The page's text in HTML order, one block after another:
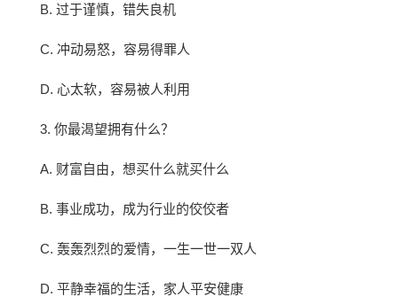
B. 过于谨慎，错失良机
C. 冲动易怒，容易得罪人
D. 心太软，容易被人利用
3. 你最渴望拥有什么？
A. 财富自由，想买什么就买什么
B. 事业成功，成为行业的佼佼者
C. 轰轰烈烈的爱情，一生一世一双人
D. 平静幸福的生活，家人平安健康